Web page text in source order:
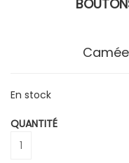
En stock
QUANTITÉ